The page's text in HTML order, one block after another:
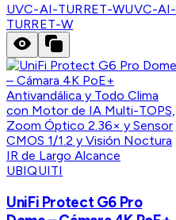
UVC-AI-TURRET-WUVC-AI-
TURRET-W
UBIQUITI
UniFi Protect G6 Pro